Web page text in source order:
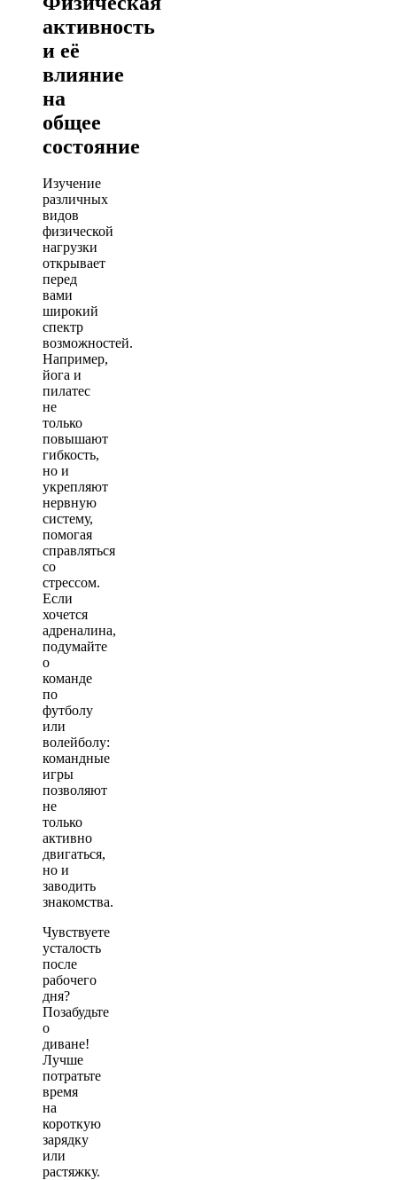
активность
и её
влияние
на
общее
состояние
Изучение
различных
видов
физической
нагрузки
открывает
перед
вами
широкий
спектр
возможностей.
Например,
йога и
пилатес
не
только
повышают
гибкость,
но и
укрепляют
нервную
систему,
помогая
справляться
со
стрессом.
Если
хочется
адреналина,
подумайте
о
команде
по
футболу
или
волейболу:
командные
игры
позволяют
не
только
активно
двигаться,
но и
заводить
знакомства.
Чувствуете
усталость
после
рабочего
дня?
Позабудьте
о
диване!
Лучше
потратьте
время
на
короткую
зарядку
или
растяжку.